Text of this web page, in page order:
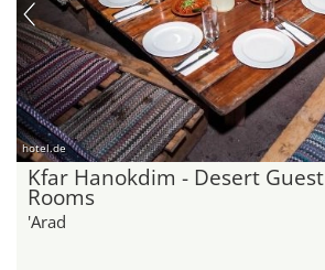
hotel.de
Kfar Hanokdim - Desert Guest
Rooms
'Arad